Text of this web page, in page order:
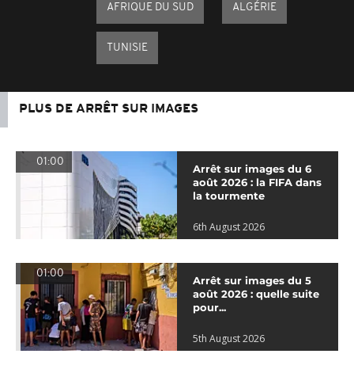
AFRIQUE DU SUD ALGÉRIE
TUNISIE
PLUS DE ARRÊT SUR IMAGES
01:00
Arrêt sur images du 6
août 2026 : la FIFA dans
la tourmente
6th August 2026
01:00
Arrêt sur images du 5
août 2026 : quelle suite
pour...
5th August 2026